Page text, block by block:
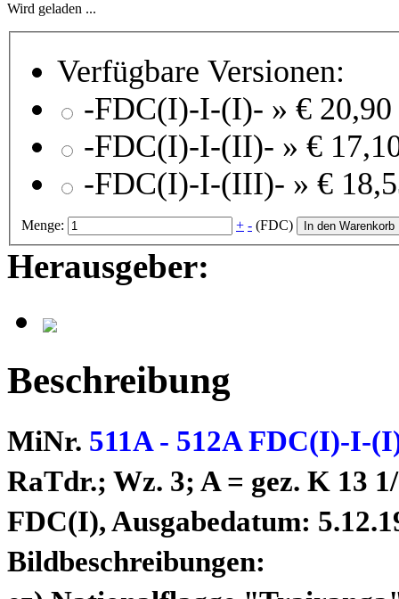
Wird geladen ...
Verfügbare Versionen:
-FDC(I)-I-(I)- » € 20,90
-FDC(I)-I-(II)- » €
-FDC(I)-I-(III)- » €
Menge: + - (FDC) In den Warenkorb
Herausgeber:
Beschreibung
MiNr. 511A - 512A FDC(I)-I-
RaTdr.; Wz. 3; A = gez. K 13
FDC(I), Ausgabedatum:
Bildbeschreibungen: